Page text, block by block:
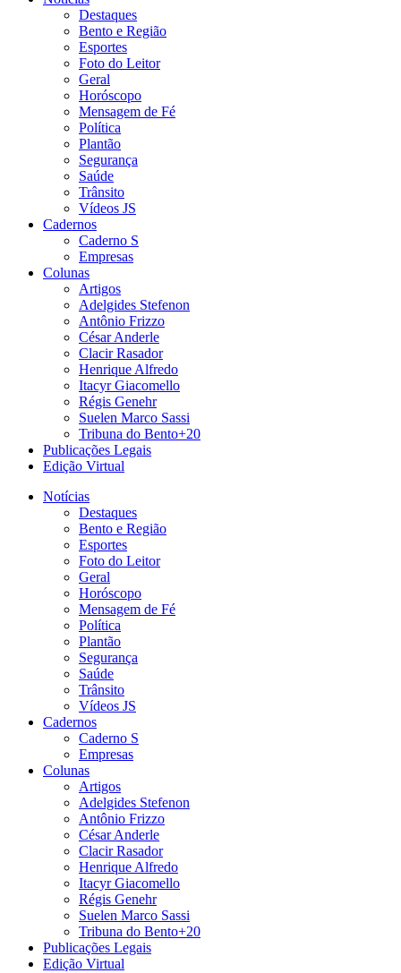
Destaques
Bento e Região
Esportes
Foto do Leitor
Geral
Horóscopo
Mensagem de Fé
Política
Plantão
Segurança
Saúde
Trânsito
Vídeos JS
Cadernos
Caderno S
Empresas
Colunas
Artigos
Adelgides Stefenon
Antônio Frizzo
César Anderle
Clacir Rasador
Henrique Alfredo
Itacyr Giacomello
Régis Genehr
Suelen Marco Sassi
Tribuna do Bento+20
Publicações Legais
Edição Virtual
Notícias
Destaques
Bento e Região
Esportes
Foto do Leitor
Geral
Horóscopo
Mensagem de Fé
Política
Plantão
Segurança
Saúde
Trânsito
Vídeos JS
Cadernos
Caderno S
Empresas
Colunas
Artigos
Adelgides Stefenon
Antônio Frizzo
César Anderle
Clacir Rasador
Henrique Alfredo
Itacyr Giacomello
Régis Genehr
Suelen Marco Sassi
Tribuna do Bento+20
Publicações Legais
Edição Virtual